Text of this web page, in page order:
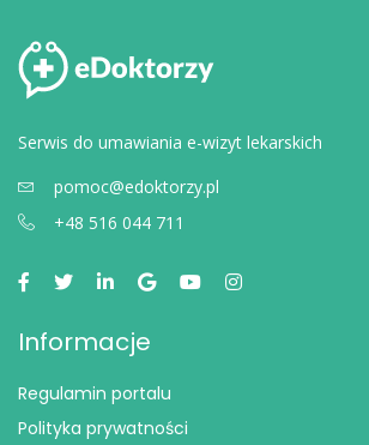
Serwis do umawiania e-wizyt lekarskich
pomoc@edoktorzy.pl
+48 516 044 711
Informacje
Regulamin portalu
Polityka prywatności